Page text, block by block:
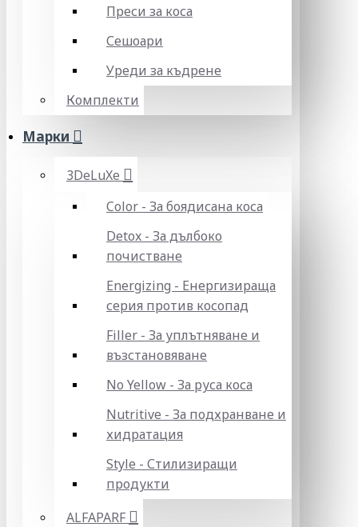
Преси за коса
Сешоари
Уреди за къдрене
Комплекти
Марки
3DeLuXe
Color - За боядисана коса
Detox - За дълбоко
почистване
Energizing - Енергизираща
серия против косопад
Filler - За уплътняване и
възстановяване
No Yellow - За руса коса
Nutritive - За подхранване и
хидратация
Style - Стилизиращи
продукти
ALFAPARF